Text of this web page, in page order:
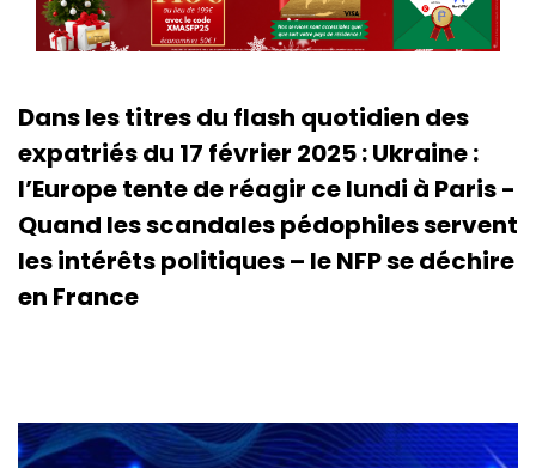
Dans les titres du flash quotidien des
expatriés du 17 février 2025 : Ukraine :
l’Europe tente de réagir ce lundi à Paris -
Quand les scandales pédophiles servent
les intérêts politiques – le NFP se déchire
en France